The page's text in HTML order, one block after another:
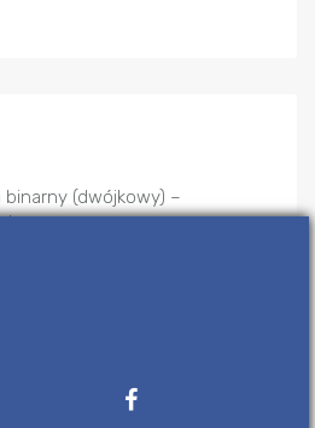
(dwójkowy) –
przez scalanie – algorytm i
2019
– implementacje